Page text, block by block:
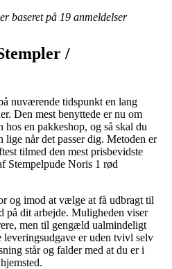
baseret på 19 anmeldelser
/
nuværende tidspunkt en lang
Den mest benyttede er nu om
hos en pakkeshop, og så skal du
når det passer dig. Metoden er
tilmed den mest prisbevidste
Stempelpude Noris 1 rød
og imod at vælge at få udbragt til
på dit arbejde. Muligheden viser
men til gengæld ualmindeligt
er uden tvivl selv
står og falder med at du er i